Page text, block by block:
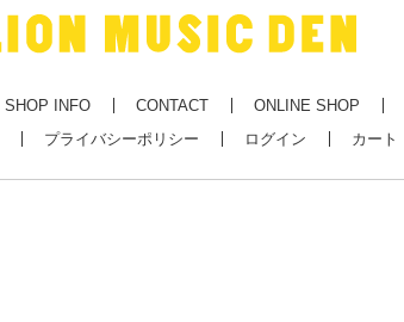
SHOP INFO CONTACT ONLINE SHOP
プライバシーポリシー ログイン カート